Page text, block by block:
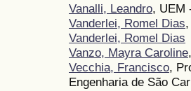
Vanalli, Leandro, UEM
Vanderlei, Romel Dias
Vanderlei, Romel Dias
Vanzo, Mayra Caroline
Vecchia, Francisco,
Engenharia de São